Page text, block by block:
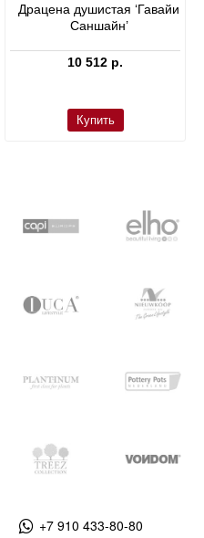
Драцена душистая ‘Гавайи
Саншайн’
10 512 р.
Купить
+7 910 433-80-80